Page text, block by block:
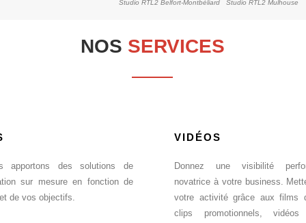
Studio RTL2 Belfort-Montbéliard Studio RTL2 Mulhouse
NOS SERVICES
apportons des solutions de
sur mesure en fonction de
de vos objectifs.
VIDÉOS
Donnez une visibilité
novatrice à votre business.
votre activité grâce aux films
clips promotionnels, vidéos